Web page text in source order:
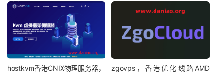
hostkvm香港CNIX物理服务器，
zgovps，香港优化线路AMD